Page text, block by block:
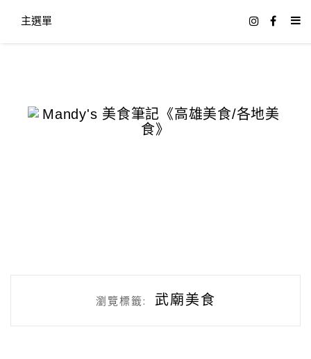
主選單
瀏覽標籤: 武廟美食